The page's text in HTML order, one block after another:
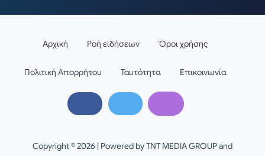
Copyright © 2026 | Powered by TNT MEDIA GROUP and
Αρχική Ροή ειδήσεων Όροι χρήσης
Πολιτική Απορρήτου Ταυτότητα Επικοινωνία